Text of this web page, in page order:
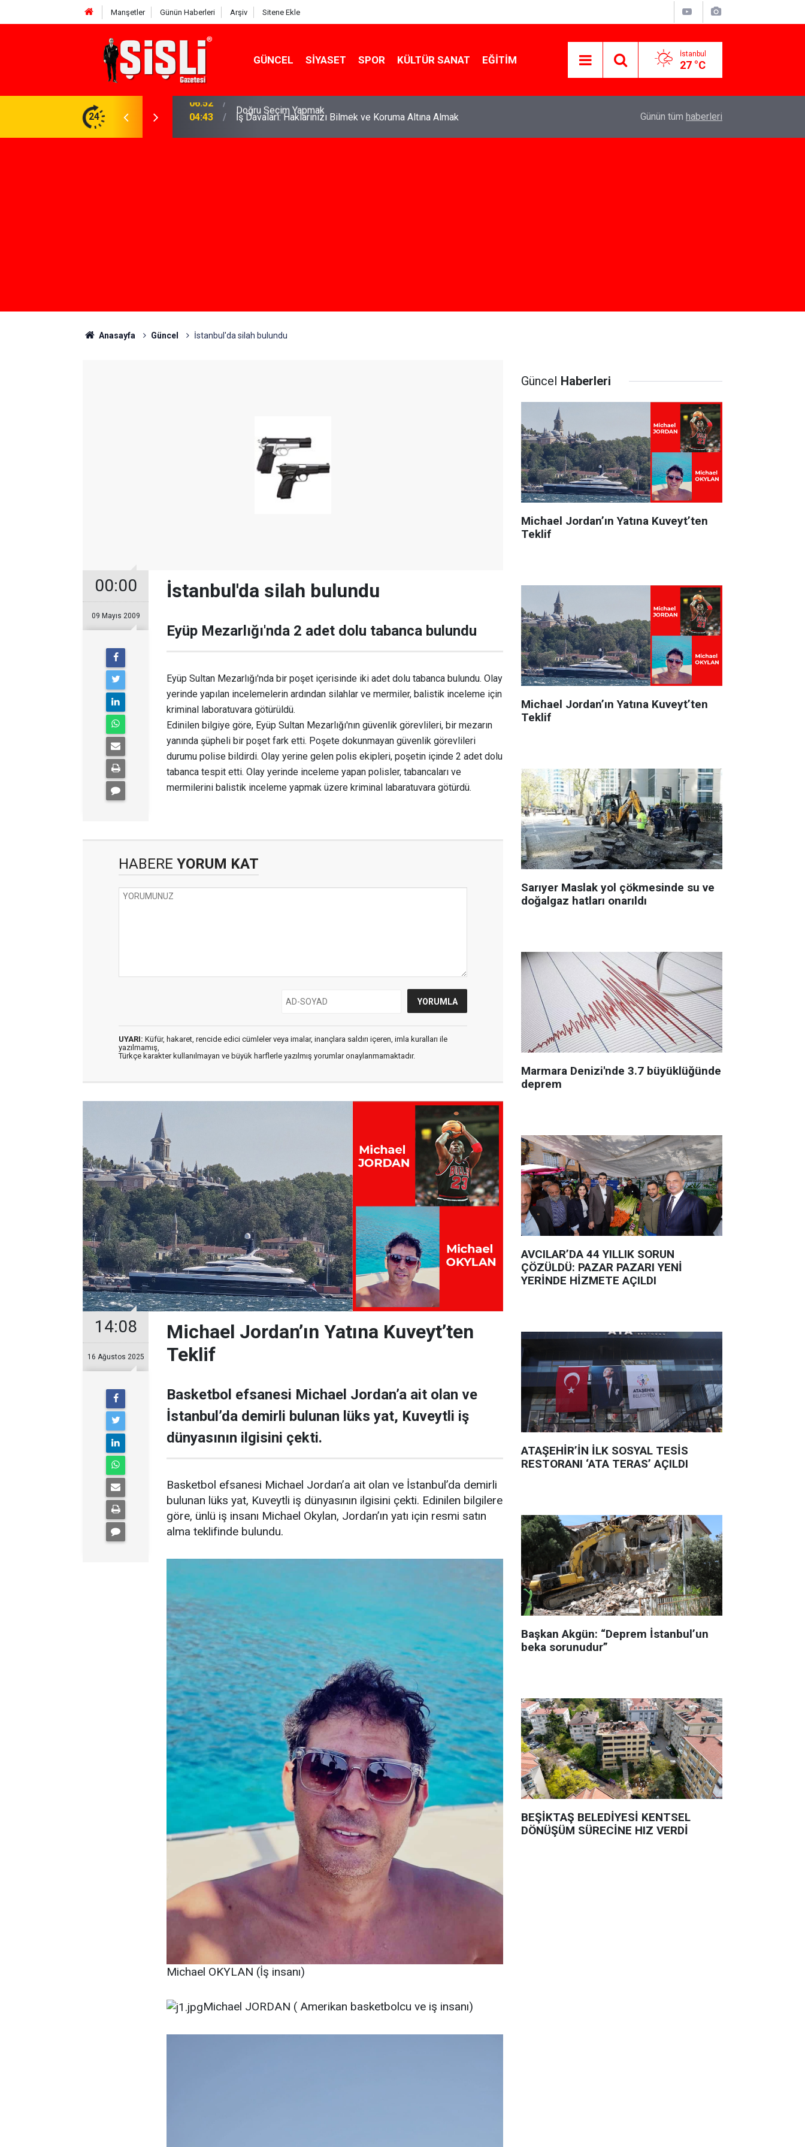
Manşetler Günün Haberleri Arşiv Sitene Ekle
GÜNCEL SIYASET SPOR KÜLTÜR SANAT EĞITIM İstanbul
27 °C
24
Gerekenler: Telegram Gruplarında Daha
04:43 İş Davaları: Haklarınızı Bilmek ve Koruma Altına Almak Özlem Drahyalı Kimdir, Nereli ve Kaç
Günün tüm haberleri
Anasayfa Güncel İstanbul'da silah bulundu
00:00
09 Mayıs 2009
İstanbul'da silah bulundu
Eyüp Mezarlığı'nda 2 adet dolu tabanca bulundu
Eyüp Sultan Mezarlığı'nda bir poşet içerisinde iki adet dolu tabanca bulundu. Olay
yerinde yapılan incelemelerin ardından silahlar ve mermiler, balistik inceleme için
kriminal laboratuvara götürüldü.
Edinilen bilgiye göre, Eyüp Sultan Mezarlığı'nın güvenlik görevlileri, bir mezarın
yanında şüpheli bir poşet fark etti. Poşete dokunmayan güvenlik görevlileri
durumu polise bildirdi. Olay yerine gelen polis ekipleri, poşetin içinde 2 adet dolu
tabanca tespit etti. Olay yerinde inceleme yapan polisler, tabancaları ve
mermilerini balistik inceleme yapmak üzere kriminal labaratuvara götürdü.
HABERE YORUM KAT
UYARI: Küfür, hakaret, rencide edici cümleler veya imalar, inançlara saldırı içeren, imla kuralları ile
yazılmamış,
Türkçe karakter kullanılmayan ve büyük harflerle yazılmış yorumlar onaylanmamaktadır.
14:08
16 Ağustos 2025
Michael Jordan’ın Yatına Kuveyt’ten
Teklif
Basketbol efsanesi Michael Jordan’a ait olan ve
İstanbul’da demirli bulunan lüks yat, Kuveytli iş
dünyasının ilgisini çekti.
Basketbol efsanesi Michael Jordan’a ait olan ve İstanbul’da demirli
bulunan lüks yat, Kuveytli iş dünyasının ilgisini çekti. Edinilen bilgilere
göre, ünlü iş insanı Michael Okylan, Jordan’ın yatı için resmi satın
alma teklifinde bulundu.
Michael OKYLAN (İş insanı)
Michael JORDAN ( Amerikan basketbolcu ve iş insanı)
Güncel Haberleri
Michael Jordan’ın Yatına Kuveyt’ten
Teklif
Michael Jordan’ın Yatına Kuveyt’ten
Teklif
Sarıyer Maslak yol çökmesinde su ve
doğalgaz hatları onarıldı
Marmara Denizi'nde 3.7 büyüklüğünde
deprem
AVCILAR’DA 44 YILLIK SORUN
ÇÖZÜLDÜ: PAZAR PAZARI YENİ
YERİNDE HİZMETE AÇILDI
ATAŞEHİR’İN İLK SOSYAL TESİS
RESTORANI ‘ATA TERAS’ AÇILDI
Başkan Akgün: “Deprem İstanbul’un
beka sorunudur”
BEŞİKTAŞ BELEDİYESİ KENTSEL
DÖNÜŞÜM SÜRECİNE HIZ VERDİ